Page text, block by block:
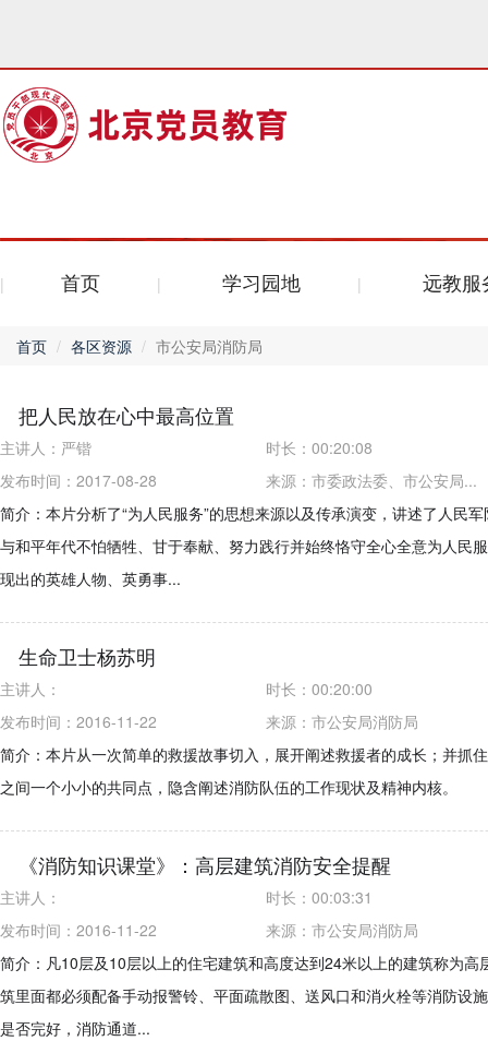
首页 学习园地 远教服
首页 各区资源 市公安局消防局
把人民放在心中最高位置
主讲人： 严锴 时长： 00:20:08
发布时间：2017-08-28
来源： 市委政法委、市公安局...
简介：本片分析了“为人民服务”的思想来源以及传承演变，讲述了人民
与和平年代不怕牺牲、甘于奉献、努力践行并始终恪守全心全意为人民
现出的英雄人物、英勇事...
生命卫士杨苏明
主讲人： 时长： 00:20:00
发布时间：2016-11-22
来源： 市公安局消防局
简介：本片从一次简单的救援故事切入，展开阐述救援者的成长；并抓
之间一个小小的共同点，隐含阐述消防队伍的工作现状及精神内核。
《消防知识课堂》：高层建筑消防安全提醒
主讲人： 时长： 00:03:31
发布时间：2016-11-22
来源： 市公安局消防局
简介：凡10层及10层以上的住宅建筑和高度达到24米以上的建筑称为高
筑里面都必须配备手动报警铃、平面疏散图、送风口和消火栓等消防设
是否完好，消防通道...